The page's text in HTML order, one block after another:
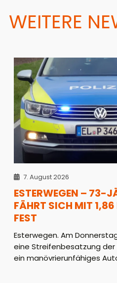
WEITERE
7. August 2026
ESTERWEGEN – 73-
FÄHRT SICH MIT 1,86
FEST
Esterwegen. Am
eine Streifenbesatzung der
ein manövrierunfähiges